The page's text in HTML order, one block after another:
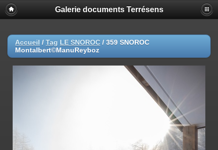
Galerie documents Terrésens
Accueil / Tag LE SNOROC / 359 SNOROC
Montalbert©ManuReyboz